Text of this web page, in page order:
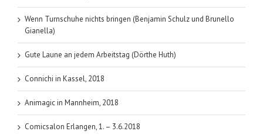
Wenn Turnschuhe nichts bringen (Benjamin Schulz und Brunello
Gianella)
Gute Laune an jedem Arbeitstag (Dörthe Huth)
Connichi in Kassel, 2018
Animagic in Mannheim, 2018
Comicsalon Erlangen, 1. – 3.6.2018